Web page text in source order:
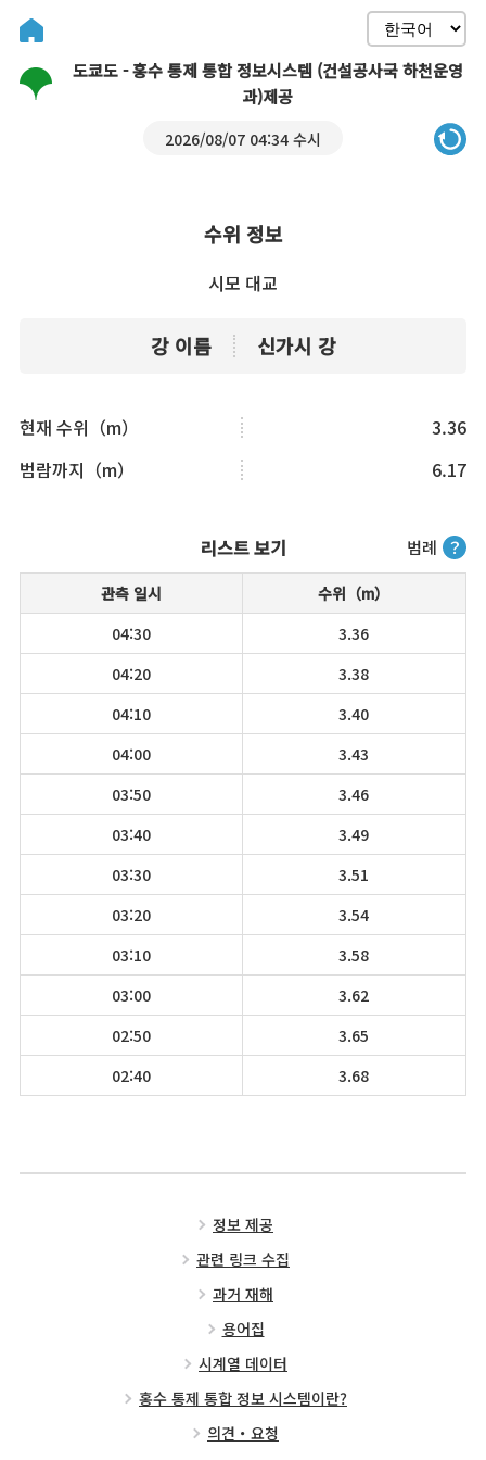
도쿄도 - 홍수 통제 통합 정보시스템 (건설공사국 하천운영
과)제공
2026/08/07 04:34 수시
수위 정보
시모 대교
강 이름 신가시 강
현재 수위（m）
3.36
범람까지（m）
6.17
범례 ？
리스트 보기
관측 일시
수위（m）
04:30
3.36
04:20
3.38
04:10
3.40
04:00
3.43
03:50
3.46
03:40
3.49
03:30
3.51
03:20
3.54
03:10
3.58
03:00
3.62
02:50
3.65
02:40
3.68
정보 제공
관련 링크 수집
과거 재해
용어집
시계열 데이터
홍수 통제 통합 정보 시스템이란?
의견・요청